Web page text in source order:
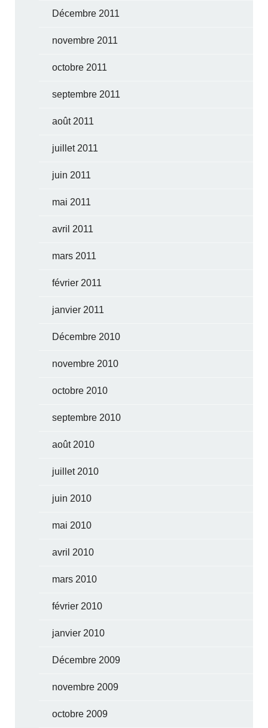
Décembre 2011
novembre 2011
octobre 2011
septembre 2011
août 2011
juillet 2011
juin 2011
mai 2011
avril 2011
mars 2011
février 2011
janvier 2011
Décembre 2010
novembre 2010
octobre 2010
septembre 2010
août 2010
juillet 2010
juin 2010
mai 2010
avril 2010
mars 2010
février 2010
janvier 2010
Décembre 2009
novembre 2009
octobre 2009